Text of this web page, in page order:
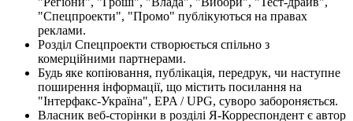
"Спецпроекти", "Промо" публікуються на правах
реклами.
Розділ Спецпроекти створюється спільно з
комерційними партнерами.
Будь яке копіювання, публікація, передрук, чи наступне
поширення інформації, що містить посилання на
"Інтерфакс-Україна", EPA / UPG, суворо забороняється.
Власник веб-сторінки в розділі Я-Корреспондент є автор